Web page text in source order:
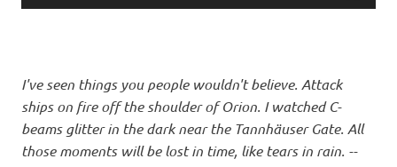
I've seen things you people wouldn't believe. Attack
ships on fire off the shoulder of Orion. I watched C-
beams glitter in the dark near the Tannhäuser Gate. All
those moments will be lost in time, like tears in rain. --